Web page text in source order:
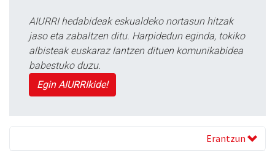
AIURRI hedabideak eskualdeko nortasun hitzak
jaso eta zabaltzen ditu. Harpidedun eginda, tokiko
albisteak euskaraz lantzen dituen komunikabidea
babestuko duzu.
Egin AIURRIkide!
Erantzun